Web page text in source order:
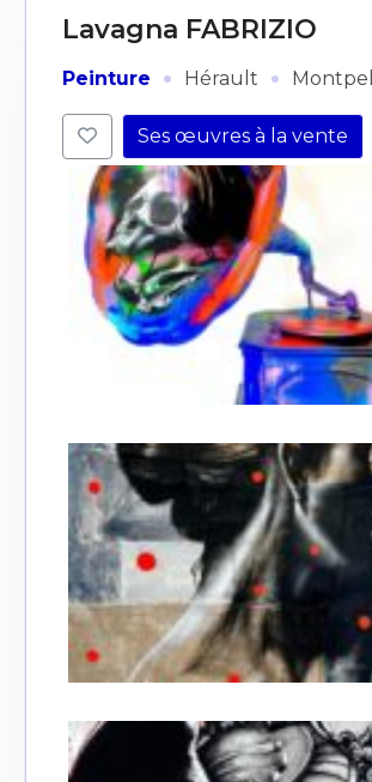
Lavagna FABRIZIO
Peinture · Hérault ·
Ses œuvres à la vente